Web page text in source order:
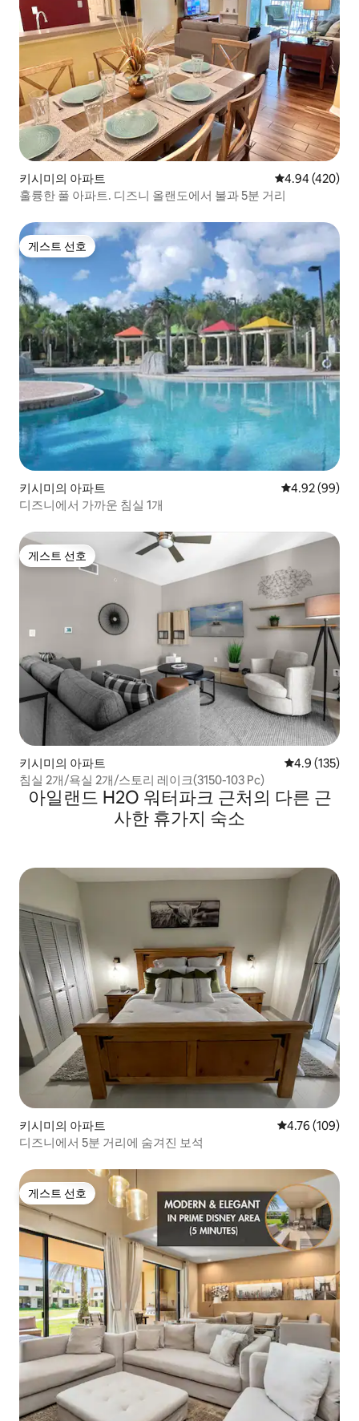
키시미의 아파트 평점 4.94점(5
4.94 (420)
훌륭한 풀 아파트. 디즈니 올랜도에서 불과 5분 거리
게스트 선호
게스트 선호
키시미의 아파트 평점 4.92점(5
4.92 (99)
디즈니에서 가까운 침실 1개
게스트 선호
게스트 선호
키시미의 아파트 평점 4.9점(5
4.9 (135)
침실 2개/욕실 2개/스토리 레이크(3150-103 Pc)
아일랜드 H2O 워터파크 근처의 다른 근
사한 휴가지 숙소
키시미의 아파트 평점 4.76점(5
4.76 (109)
디즈니에서 5분 거리에 숨겨진 보석
게스트 선호
게스트 선호